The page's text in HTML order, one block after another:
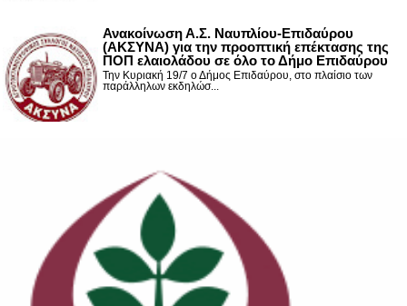
Ανακοίνωση Α.Σ. Ναυπλίου-Επιδαύρου
(ΑΚΣΥΝΑ) για την προοπτική επέκτασης της
ΠΟΠ ελαιολάδου σε όλο το Δήμο Επιδαύρου
Την Κυριακή 19/7 ο Δήμος Επιδαύρου, στο πλαίσιο των
παράλληλων εκδηλώσ...